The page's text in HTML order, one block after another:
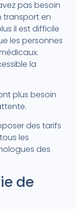
pas besoin
transport en
il est difficile
les personnes
la
plus besoin
des tarifs
les
des
de